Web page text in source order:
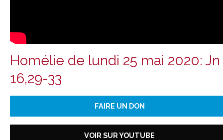
Homélie de lundi 25 mai 2020: Jn
16,29-33
FAIRE UN DON
VOIR SUR YOUTUBE